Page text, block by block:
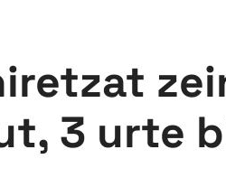
3 urte